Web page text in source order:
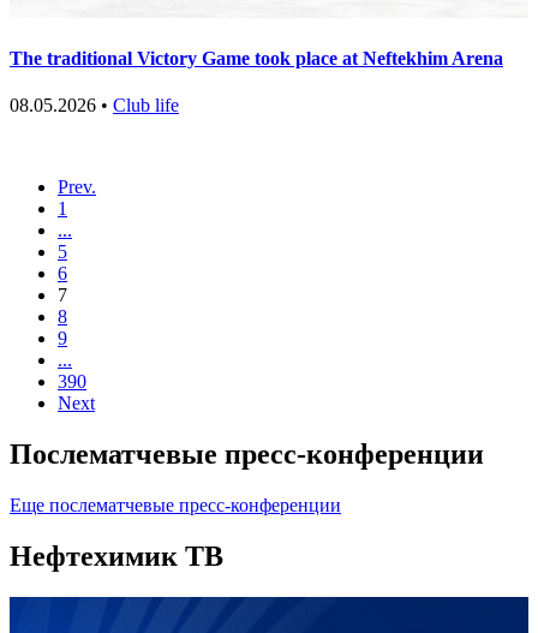
The traditional Victory Game took place at Neftekhim Arena
08.05.2026 • Club life
Prev.
1
...
5
6
7
8
9
...
390
Next
Послематчевые пресс-конференции
Еще послематчевые пресс-конференции
Нефтехимик ТВ